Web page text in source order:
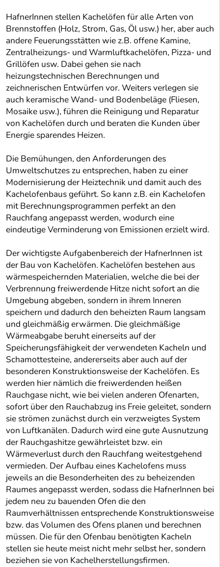
HafnerInnen stellen Kachelöfen für alle Arten von
Brennstoffen (Holz, Strom, Gas, Öl usw.) her, aber auch
andere Feuerungsstätten wie z.B. offene Kamine,
Zentralheizungs- und Warmluftkachelöfen, Pizza- und
Grillöfen usw. Dabei gehen sie nach
heizungstechnischen Berechnungen und
zeichnerischen Entwürfen vor. Weiters verlegen sie
auch keramische Wand- und Bodenbeläge (Fliesen,
Mosaike usw.), führen die Reinigung und Reparatur
von Kachelöfen durch und beraten die Kunden über
Energie sparendes Heizen.
Die Bemühungen, den Anforderungen des
Umweltschutzes zu entsprechen, haben zu einer
Modernisierung der Heiztechnik und damit auch des
Kachelofenbaus geführt. So kann z.B. ein Kachelofen
mit Berechnungsprogrammen perfekt an den
Rauchfang angepasst werden, wodurch eine
eindeutige Verminderung von Emissionen erzielt wird.
Der wichtigste Aufgabenbereich der HafnerInnen ist
der Bau von Kachelöfen. Kachelöfen bestehen aus
wärmespeichernden Materialien, welche die bei der
Verbrennung freiwerdende Hitze nicht sofort an die
Umgebung abgeben, sondern in ihrem Inneren
speichern und dadurch den beheizten Raum langsam
und gleichmäßig erwärmen. Die gleichmäßige
Wärmeabgabe beruht einerseits auf der
Speicherungsfähigkeit der verwendeten Kacheln und
Schamottesteine, andererseits aber auch auf der
besonderen Konstruktionsweise der Kachelöfen. Es
werden hier nämlich die freiwerdenden heißen
Rauchgase nicht, wie bei vielen anderen Ofenarten,
sofort über den Rauchabzug ins Freie geleitet, sondern
sie strömen zunächst durch ein verzweigtes System
von Luftkanälen. Dadurch wird eine gute Ausnutzung
der Rauchgashitze gewährleistet bzw. ein
Wärmeverlust durch den Rauchfang weitestgehend
vermieden. Der Aufbau eines Kachelofens muss
jeweils an die Besonderheiten des zu beheizenden
Raumes angepasst werden, sodass die HafnerInnen bei
jedem neu zu bauenden Ofen die den
Raumverhältnissen entsprechende Konstruktionsweise
bzw. das Volumen des Ofens planen und berechnen
müssen. Die für den Ofenbau benötigten Kacheln
stellen sie heute meist nicht mehr selbst her, sondern
beziehen sie von Kachelherstellungsfirmen.